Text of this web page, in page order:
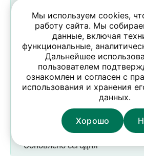
от 1400 BYN
Выплаты: два раза в месяц
Государственное
Минск
Обновлено сегодня
Откликнуться
Контакты
Мы используем cookies,
работу сайта. Мы
данные, включая
функциональные,
Дальнейшее
пользователем
ознакомлен и согласен с
использования и хранения
данных.
Хорошо